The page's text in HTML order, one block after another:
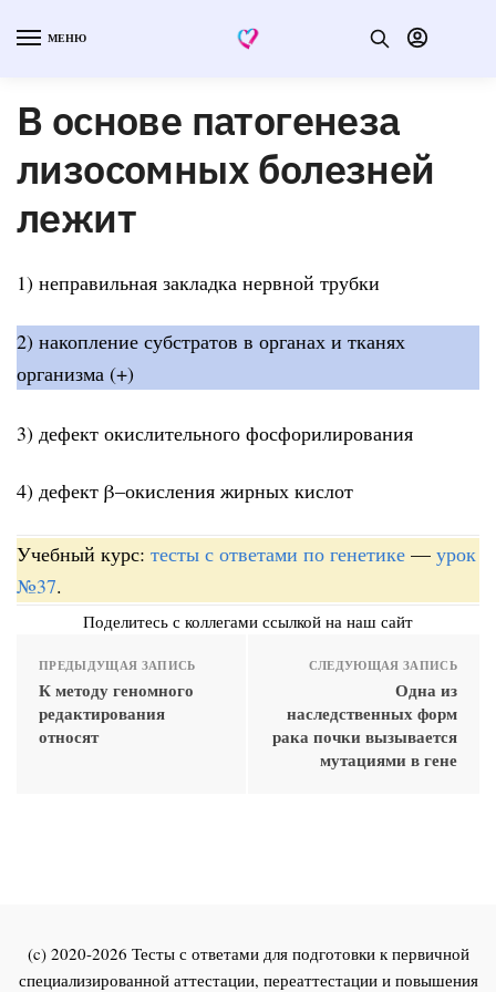
МЕНЮ
В основе патогенеза
лизосомных болезней
лежит
1) неправильная закладка нервной трубки
2) накопление субстратов в органах и тканях
организма (+)
3) дефект окислительного фосфорилирования
4) дефект β–окисления жирных кислот
Учебный курс: тесты с ответами по генетике — урок
№37.
Поделитесь с коллегами ссылкой на наш сайт
ПРЕДЫДУЩАЯ ЗАПИСЬ
К методу геномного
редактирования
относят
СЛЕДУЮЩАЯ ЗАПИСЬ
Одна из
наследственных форм
рака почки вызывается
мутациями в гене
(c) 2020-2026 Тесты с ответами для подготовки к первичной
специализированной аттестации, переаттестации и повышения